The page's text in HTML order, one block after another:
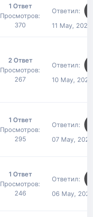
1 Ответ
Просмотров:
370
Ответил:
11 May,
2 Ответ
Просмотров:
267
Ответил:
10 May,
1 Ответ
Просмотров:
295
Ответил:
07 May,
1 Ответ
Просмотров:
246
Ответил:
06 May,